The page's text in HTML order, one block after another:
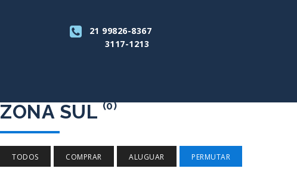
21 99826-8367
3117-1213
ZONA SUL (0)
TODOS COMPRAR ALUGUAR PERMUTAR